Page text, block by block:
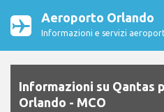
Aeroporto Orlando
Informazioni e servizi
Informazioni su Qantas
Orlando - MCO